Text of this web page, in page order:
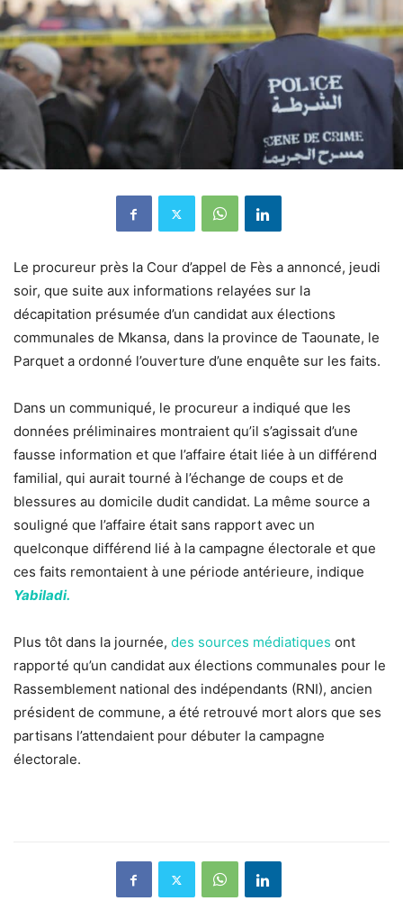
Le procureur près la Cour d’appel de Fès a annoncé, jeudi
soir, que suite aux informations relayées sur la
décapitation présumée d’un candidat aux élections
communales de Mkansa, dans la province de Taounate, le
Parquet a ordonné l’ouverture d’une enquête sur les faits.
Dans un communiqué, le procureur a indiqué que les
données préliminaires montraient qu’il s’agissait d’une
fausse information et que l’affaire était liée à un différend
familial, qui aurait tourné à l’échange de coups et de
blessures au domicile dudit candidat. La même source a
souligné que l’affaire était sans rapport avec un
quelconque différend lié à la campagne électorale et que
ces faits remontaient à une période antérieure, indique
Yabiladi.
Plus tôt dans la journée, des sources médiatiques ont
rapporté qu’un candidat aux élections communales pour le
Rassemblement national des indépendants (RNI), ancien
président de commune, a été retrouvé mort alors que ses
partisans l’attendaient pour débuter la campagne
électorale.